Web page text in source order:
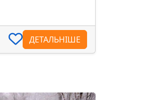
ДЕТАЛЬНІШЕ